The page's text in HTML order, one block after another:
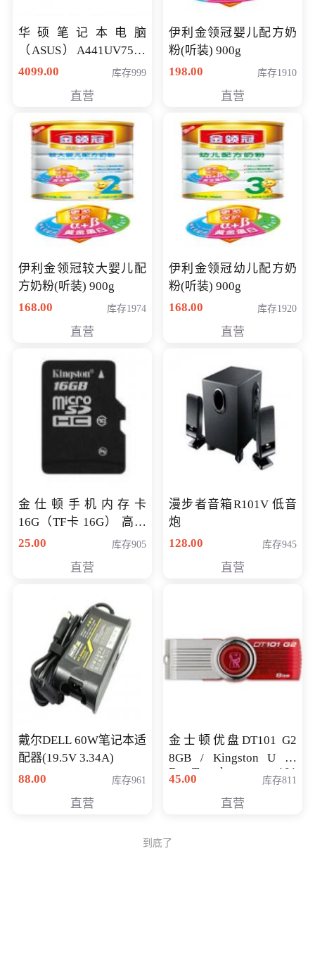
华硕笔记本电脑
（ASUS）A441UV7500
顽石（7代i7-7500U 4G
4099.00 库存999
直营
伊利金领冠婴儿配方奶
粉(听装) 900g
198.00
库存1910
直营
伊利金领冠较大婴儿配
方奶粉(听装) 900g
168.00
库存1974
直营
伊利金领冠幼儿配方奶
粉(听装) 900g
168.00
库存1920
直营
金仕顿手机内存卡
16G（TF卡 16G） 高速
卡 CLASS 10
25.00 库存905
直营
漫步者音箱R101V 低音
炮
128.00
库存945
直营
戴尔DELL 60W笔记本适
配器(19.5V 3.34A)
88.00
库存961
直营
金士顿优盘DT101 G2
8GB / Kingston U 盘
DataTraveler 101
Generati
45.00 库存811
直营
到底了